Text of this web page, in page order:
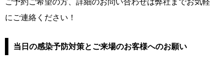
にご連絡ください！
当日の感染予防対策とご来場のお客様へのお願い